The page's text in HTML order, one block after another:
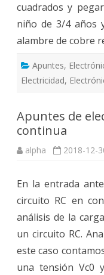
cuadrados y
niño de 3/4 años
alambre de cobre
Apuntes,
Electricidad,
Apuntes de
continua
alpha 2018-12-
En la entrada
circuito RC en
análisis de la
un circuito RC.
este caso
una tensión Vc0